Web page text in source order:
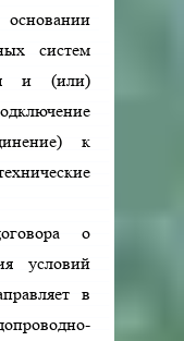
систем
и (или)
к
о
условий
в